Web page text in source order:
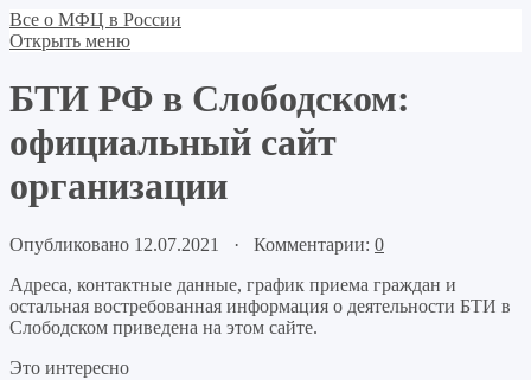
Все о МФЦ в России
Открыть меню
БТИ РФ в Слободском:
официальный сайт
организации
Опубликовано 12.07.2021 · Комментарии: 0
Адреса, контактные данные, график приема граждан и
остальная востребованная информация о деятельности БТИ в
Слободском приведена на этом сайте.
Это интересно